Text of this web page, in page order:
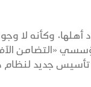
وكأنه لا
«التضامن
تأسيس جديد